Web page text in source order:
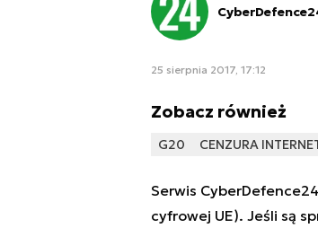
25 sierpnia 2017, 17:12
Zobacz również
G20 CENZURA
Serwis
cyfrowej UE). Jeśli są